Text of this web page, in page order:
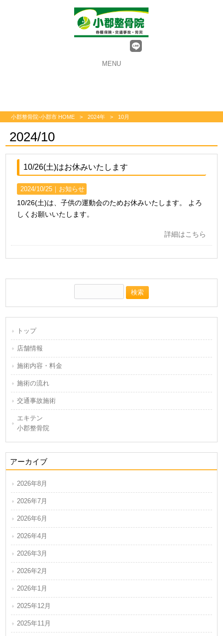
MENU
小郡整骨院-小郡市 HOME > 2024年 > 10月
2024/10
10/26(土)はお休みいたします
2024/10/25｜ お知らせ
10/26(土)は、子供の運動会のためお休みいたします。 よろ
しくお願いいたします。
詳細はこちら
トップ
店舗情報
施術内容・料金
施術の流れ
交通事故施術
エキテン
小郡整骨院
アーカイブ
2026年8月
2026年7月
2026年6月
2026年4月
2026年3月
2026年2月
2026年1月
2025年12月
2025年11月